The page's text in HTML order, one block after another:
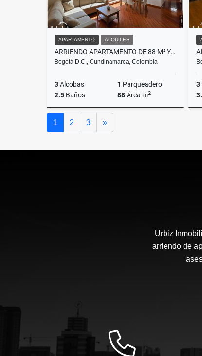
APARTAMENTO ALQUILER
ARRIENDO APARTAMENTO DE 88 M² Y 3 HABITACIONES SOBRE CALLE 142
Bogotá D.C., Cundinamarca, Colombia
3Alcobas 1 Parqueadero
2.5 Baños 88Área m2
3
1 2 3 »Siguiente
Urbiz
arriendo de